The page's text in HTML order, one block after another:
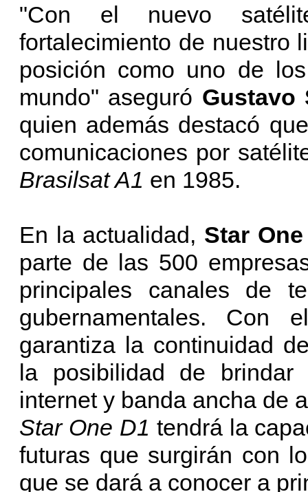
"Con el nuevo
fortalecimiento de nuestro
posición como uno de
mundo" aseguró Gustavo
quien además destacó
comunicaciones por
Brasilsat A1 en 1985.
En la actualidad, Star One
parte de las 500
principales canales de
gubernamentales. Con
garantiza la continuidad
la posibilidad de
internet y banda ancha de
Star One D1 tendrá la
futuras que surgirán con
que se dará a conocer a